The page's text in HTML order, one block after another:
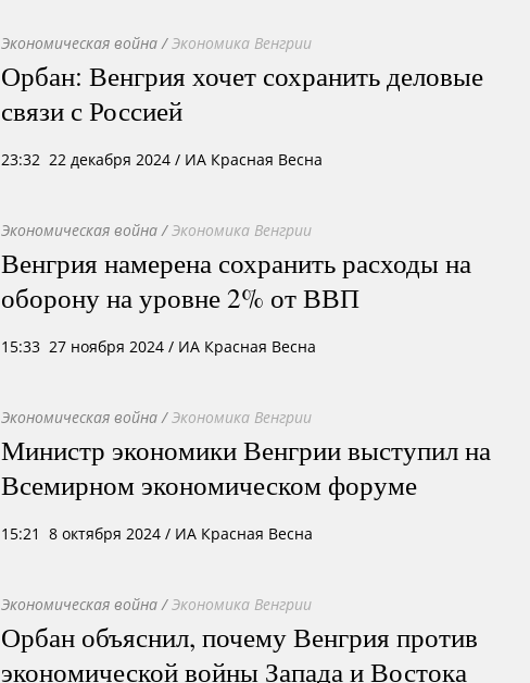
Экономическая война /Экономика Венгрии
Орбан: Венгрия хочет сохранить деловые
связи с Россией
23:32 22 декабря 2024 / ИА Красная Весна
Экономическая война /Экономика Венгрии
Венгрия намерена сохранить расходы на
оборону на уровне 2% от ВВП
15:33 27 ноября 2024 / ИА Красная Весна
Экономическая война /Экономика Венгрии
Министр экономики Венгрии выступил на
Всемирном экономическом форуме
15:21 8 октября 2024 / ИА Красная Весна
Экономическая война /Экономика Венгрии
Орбан объяснил, почему Венгрия против
экономической войны Запада и Востока